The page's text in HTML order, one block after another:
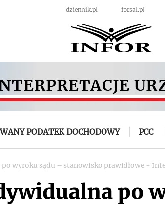
dziennik.pl forsal.pl
PODATEK DOCHODOWY PCC
wyroku sądu – stanowisko prawidłowe -
po